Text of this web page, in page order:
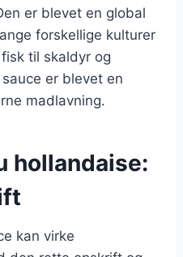
er blevet en global
forskellige kulturer
til skaldyr og
er blevet en
madlavning.
hollandaise:
kan virke